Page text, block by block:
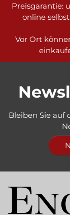
Preisgarantie:
online
Vor Ort
Bleiben Sie auf